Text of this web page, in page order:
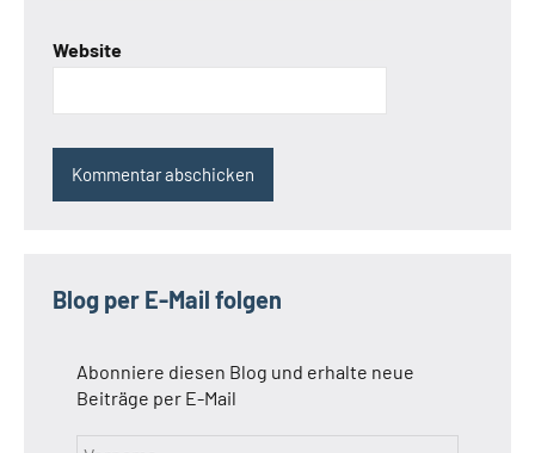
Website
Blog per E-Mail folgen
Abonniere diesen Blog und erhalte neue
Beiträge per E-Mail